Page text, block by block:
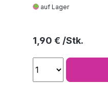
auf Lager
Regulärer Preis:
1,90 €